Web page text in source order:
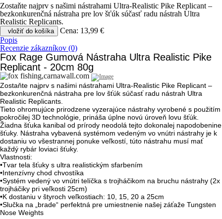
Zostaňte najprv s našimi nástrahami Ultra-Realistic Pike Replicant –
bezkonkurenčná nástraha pre lov šťúk súčasť radu nástrah Ultra
Realistic Replicants.
vložiť do košíka Cena: 13,99 €
Popis
Recenzie zákazníkov (0)
Fox Rage Gumová Nástraha Ultra Realistic Pike
Replicant - 20cm 80g
Zostaňte najprv s našimi nástrahami Ultra-Realistic Pike Replicant –
bezkonkurenčná nástraha pre lov šťúk súčasť radu nástrah Ultra
Realistic Replicants.
Tieto ohromujúce prirodzene vyzerajúce nástrahy vyrobené s použitím
pokročilej 3D technológie, prináša úplne novú úroveň lovu šťúk.
Žiadna šťuka kanibal od prírody neodolá tejto dokonalej napodobenine
šťuky. Nástraha vybavená systémom vedeným vo vnútri nástrahy je k
dostaniu vo všestrannej ponuke veľkostí, túto nástrahu musí mať
každý rybár loviaci šťuky.
Vlastnosti:
•Tvar tela šťuky s ultra realistickým sfarbením
•Intenzívny chod chvostíka
•Systém vedený vo vnútri telíčka s trojháčikom na bruchu nástrahy (2x
trojháčiky pri veľkosti 25cm)
•K dostaniu v štyroch veľkostiach: 10, 15, 20 a 25cm
•Slučka na „brade“ perfektná pre umiestnenie našej záťaže Tungsten
Nose Weights